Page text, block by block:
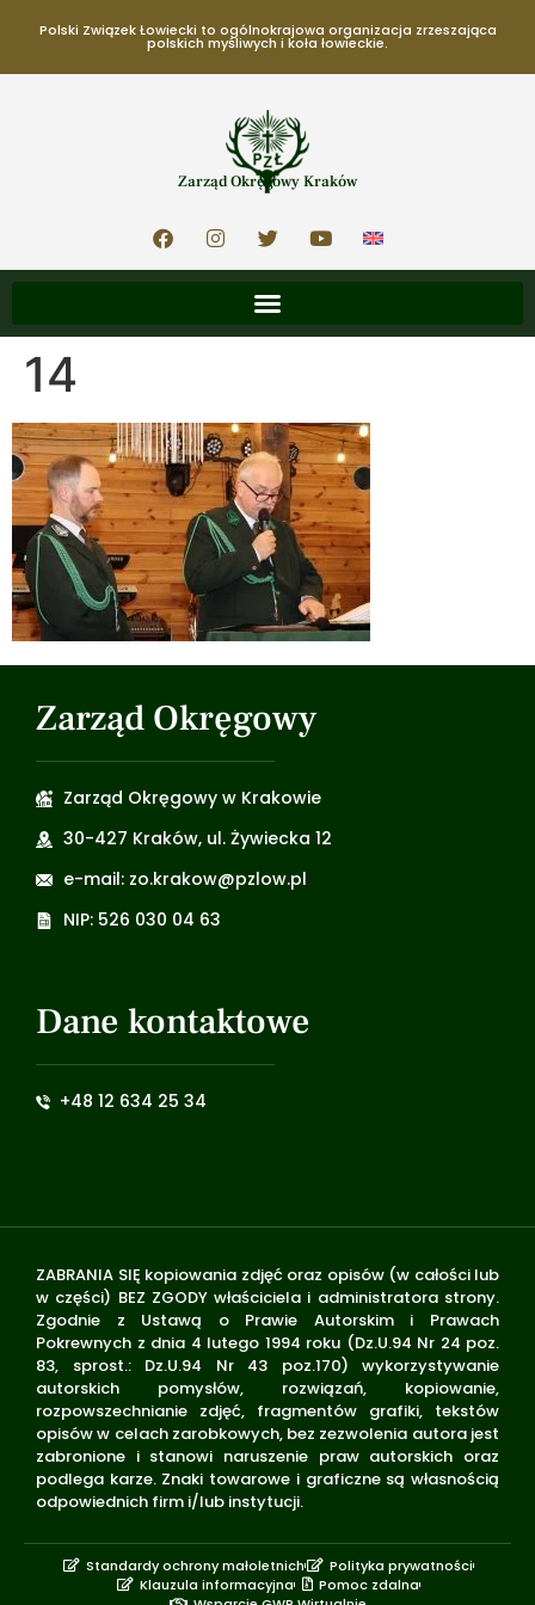
Polski Związek Łowiecki to ogólnokrajowa organizacja zrzeszająca
polskich myśliwych i koła łowieckie.
Zarząd Okręgowy Kraków
14
Zarząd Okręgowy
Zarząd Okręgowy w Krakowie
30-427 Kraków, ul. Żywiecka 12
e-mail: zo.krakow@pzlow.pl
NIP: 526 030 04 63
Dane kontaktowe
+48 12 634 25 34
ZABRANIA SIĘ kopiowania zdjęć oraz opisów (w całości lub
w części) BEZ ZGODY właściciela i administratora strony.
Zgodnie z Ustawą o Prawie Autorskim i Prawach
Pokrewnych z dnia 4 lutego 1994 roku (Dz.U.94 Nr 24 poz.
83, sprost.: Dz.U.94 Nr 43 poz.170) wykorzystywanie
autorskich pomysłów, rozwiązań, kopiowanie,
rozpowszechnianie zdjęć, fragmentów grafiki, tekstów
opisów w celach zarobkowych, bez zezwolenia autora jest
zabronione i stanowi naruszenie praw autorskich oraz
podlega karze. Znaki towarowe i graficzne są własnością
odpowiednich firm i/lub instytucji.
Standardy ochrony małoletnich
Polityka prywatności
Klauzula informacyjna
Pomoc zdalna